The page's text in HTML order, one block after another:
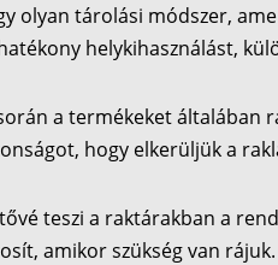
olyan tárolási módszer,
helykihasználást,
a termékeket általában
hogy elkerüljük a
teszi a raktárakban a
amikor szükség van